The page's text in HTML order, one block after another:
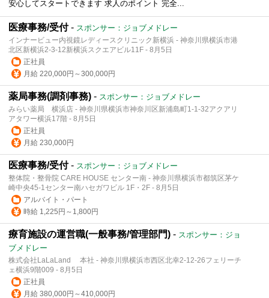
安心してスタートできます 求人のポイント 完全...
医療事務/受付- スポンサー：ジョブメドレー
インナービュー内視鏡レディースクリニック新横浜 - 神奈川県横浜市港
北区新横浜2-3-12新横浜スクエアビル11F - 8月5日
正社員
月給 220,000円～300,000円
薬局事務(調剤事務) - スポンサー：ジョブメドレー
みらい薬局 横浜店 - 神奈川県横浜市神奈川区新浦島町1-1-32アクアリ
アタワー横浜17階 - 8月5日
正社員
月給 230,000円
医療事務/受付- スポンサー：ジョブメドレー
整体院・整骨院 CARE HOUSE センター南 - 神奈川県横浜市都筑区茅ケ
崎中央45-1センター南ハセガワビル 1F・2F - 8月5日
アルバイト・パート
時給 1,225円～1,800円
療育施設の運営職(一般事務/管理部門) - スポンサー：ジョ
ブメドレー
株式会社LaLaLand 本社 - 神奈川県横浜市西区北幸2-12-26フェリーチ
ェ横浜9階009 - 8月5日
正社員
月給 380,000円～410,000円